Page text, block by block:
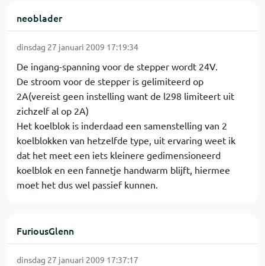
neoblader
dinsdag 27 januari 2009 17:19:34
De ingang-spanning voor de stepper wordt 24V.
De stroom voor de stepper is gelimiteerd op
2A(vereist geen instelling want de l298 limiteert uit
zichzelf al op 2A)
Het koelblok is inderdaad een samenstelling van 2
koelblokken van hetzelfde type, uit ervaring weet ik
dat het meet een iets kleinere gedimensioneerd
koelblok en een fannetje handwarm blijft, hiermee
moet het dus wel passief kunnen.
FuriousGlenn
dinsdag 27 januari 2009 17:37:17